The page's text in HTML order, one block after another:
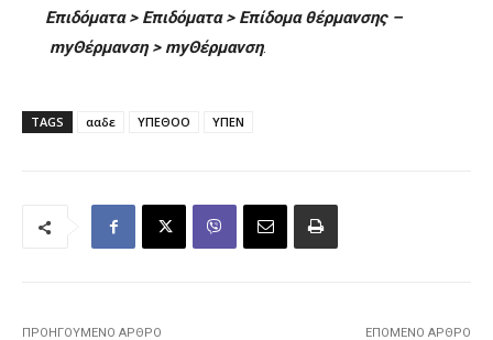
Επιδόματα > Επιδόματα > Επίδομα θέρμανσης –
myΘέρμανση > myΘέρμανση.
TAGS ααδε ΥΠΕΘΟΟ ΥΠΕΝ
ΠΡΟΗΓΟΎΜΕΝΟ ΆΡΘΡΟ ΕΠΌΜΕΝΟ ΆΡΘΡΟ